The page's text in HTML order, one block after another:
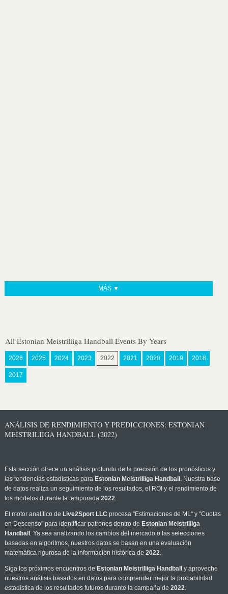
MÁS ▼
All Estonian Meistriliiga Handball Events By Years
2026 2025 2024 2023 2022 2021 2020 2019 2018
2017
ANÁLISIS DE RENDIMIENTO Y PREDICCIONES: ESTONIAN
MEISTRILIIGA HANDBALL (2022)
Esta sección ofrece un análisis profundo de la precisión de los pronósticos y
las tendencias estadísticas para Estonian Meistriliiga Handball . Nuestra base
de datos realiza un seguimiento de los resultados, el ROI y el rendimiento de
los modelos durante la temporada 2022.
El motor analítico de Live2Sport LLC procesa "Estimaciones de ML" y "Cuotas
en Descenso" para identificar patrones dentro de Estonian Meistriliiga
Handball . Ya sea analizando los cambios del mercado o las selecciones
basadas en algoritmos, nuestros datos se basan en una evaluación
matemática rigurosa de la información histórica de 2022.
Siga los próximos encuentros de Estonian Meistriliiga Handball
y aproveche
nuestros análisis basados en datos para comprender mejor la probabilidad
estadística de los resultados futuros durante la campaña de 2022.